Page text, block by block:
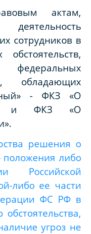
актам,
сотрудников в
обладающих
- ФКЗ «О
и ФКЗ «О
решения о
положения либо
Российской
либо ее части
ФС РФ в
угроз не